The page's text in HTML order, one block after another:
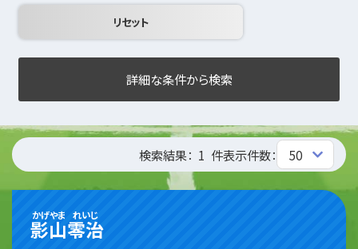
詳細な条件から検索
検索結果： 1 件表示件数：
影山
かげやま
零治
れいじ